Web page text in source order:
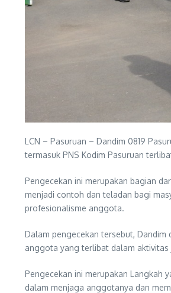
LCN – Pasuruan – Dandim 0819
termasuk PNS Kodim Pasuruan
Pengecekan ini merupakan bagian
menjadi contoh dan teladan bagi
profesionalisme anggota.
Dalam pengecekan tersebut,
anggota yang terlibat dalam aktivitas
Pengecekan ini merupakan Langkah
dalam menjaga anggotanya dan